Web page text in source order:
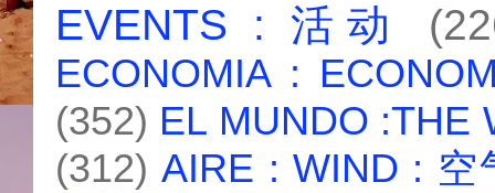
EVENTS : 活动
ECONOMIA :
(352) EL MUNDO :THE
(312) AIRE : WIND : 空